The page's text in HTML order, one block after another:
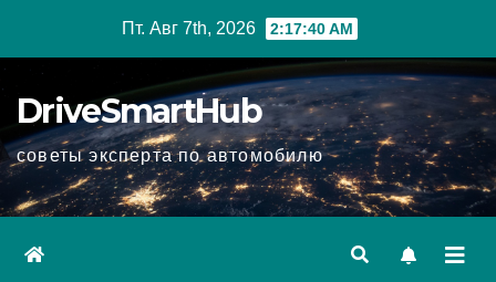
Пт. Авг 7th, 2026 2:17:41 AM
DriveSmartHub
советы эксперта по автомобилю